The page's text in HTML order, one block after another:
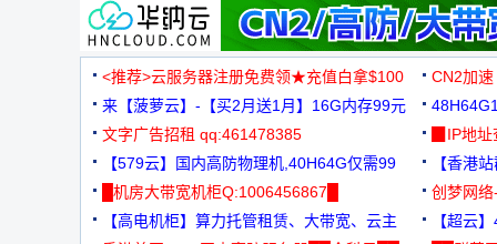
<推荐>云服务器注册免费领★充值白拿$100
CN2加
来【菠萝云】-【买2月送1月】16G内存99元
3000+
文字广告招租 qq:461478385
▉IP地
【579云】国内高防物理机,40H64G仅需99
元
【香港
█机房大带宽机柜Q:1006456867█
创梦网
88元/月
【高电机柜】算力托管租赁、大带宽、云主
【超云